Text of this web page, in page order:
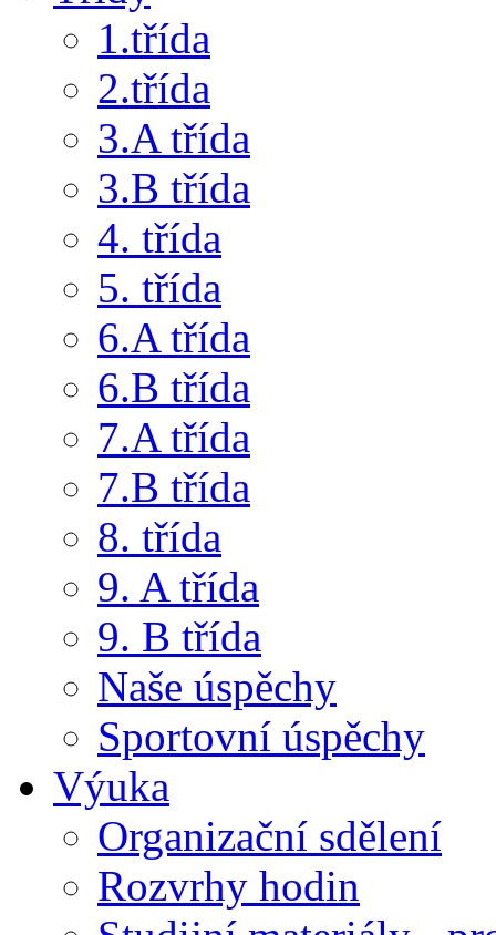
1.třída
2.třída
3.A třída
3.B třída
4. třída
5. třída
6.A třída
6.B třída
7.A třída
7.B třída
8. třída
9. A třída
9. B třída
Naše úspěchy
Sportovní úspěchy
Výuka
Organizační sdělení
Rozvrhy hodin